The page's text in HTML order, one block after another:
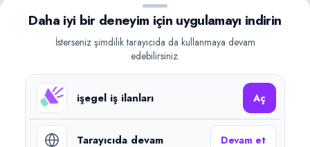
Güncel iş ilanlarını takip edin, işverenlerle hızlıca
iletişime geçin.
Google Play
©2026işegel.net. Tüm hakları saklıdır.
Daha iyi bir deneyim için uygulamayı indirin
İsterseniz şimdilik tarayıcıda da kullanmaya devam
edebilirsiniz.
işegel iş ilanları Aç
Tarayıcıda devam Devam et